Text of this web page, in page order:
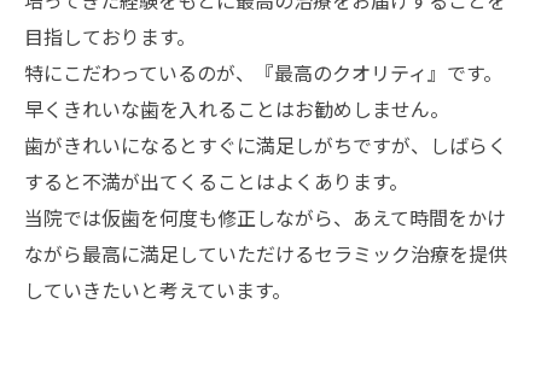
目指しております。
特にこだわっているのが、『最高のクオリティ』です。
早くきれいな歯を入れることはお勧めしません。
歯がきれいになるとすぐに満足しがちですが、しばらく
すると不満が出てくることはよくあります。
当院では仮歯を何度も修正しながら、あえて時間をかけ
ながら最高に満足していただけるセラミック治療を提供
していきたいと考えています。